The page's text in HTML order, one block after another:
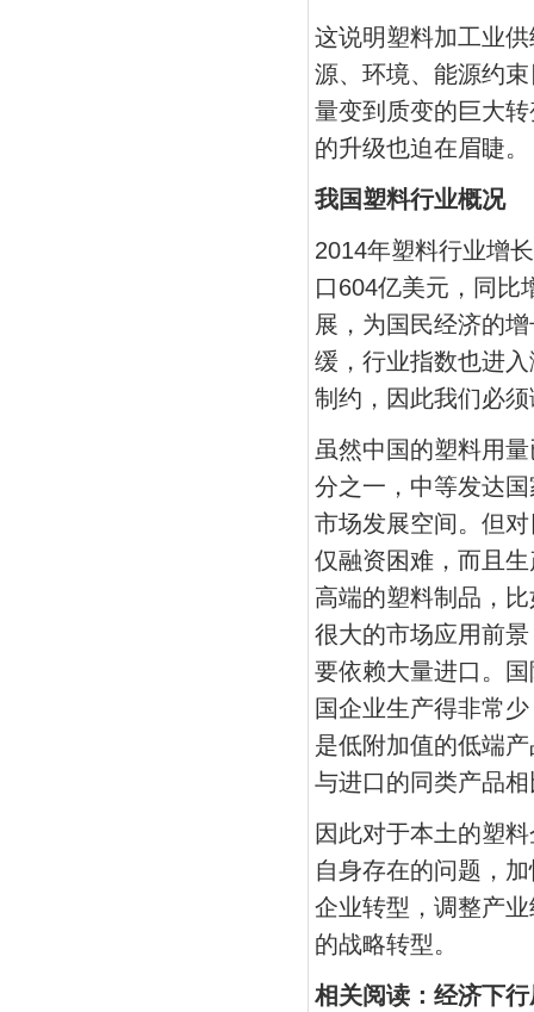
这说明塑料加工业
源、环境、能源约
量变到质变的巨大
的升级也迫在眉睫。
我国塑料行业概况
2014年塑料行业增
口604亿美元，同比
展，为国民经济的
缓，行业指数也进
制约，因此我们必
虽然中国的塑料用
分之一，中等发达
市场发展空间。但
仅融资困难，而且
高端的塑料制品，
很大的市场应用前
要依赖大量进口。
国企业生产得非常
是低附加值的低端
与进口的同类产品
因此对于本土的塑
自身存在的问题，
企业转型，调整产
的战略转型。
相关阅读：经济下